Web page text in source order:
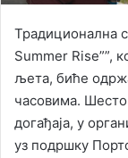
Традиционална
Summer Rise””,
љета, биће
часовима.
догађаја, у
уз подршку